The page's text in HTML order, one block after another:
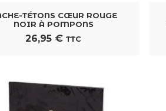
TÉTONS CŒUR ROUGE
NOIR À POMPONS
26,95 € TTC